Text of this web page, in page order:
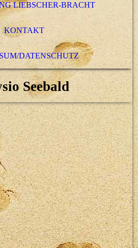
LIEBSCHER-BRACHT
KONTAKT
DATENSCHUTZ
Seebald